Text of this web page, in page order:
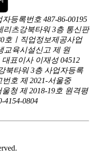
등록번호 487-86-00195
리츠강북타워 3층 통신판
호ㅣ직업정보제공사업
교육시설신고 제 원
표이사 이재성 04512
북타워 3층 사업자등록
번호 제 2021-서울중
청 제 2018-19호 원격평
4154-0804